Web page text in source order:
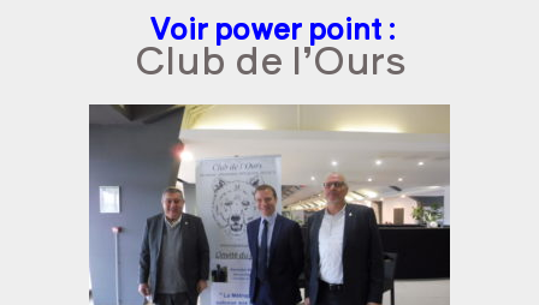
Voir power point :
Club de l’Ours